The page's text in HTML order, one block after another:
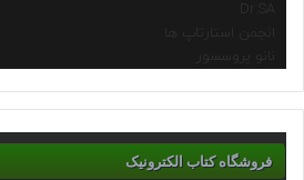
انجمن استارتاپ ها
نانو پروسسور
فروشگاه کتاب الکترونیک